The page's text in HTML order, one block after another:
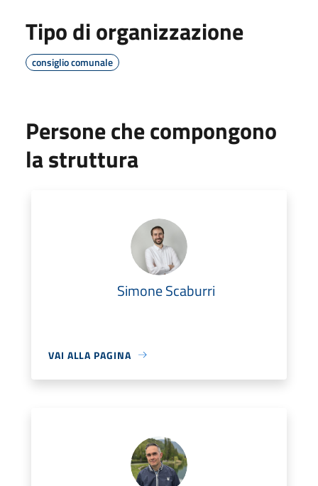
Tipo di organizzazione
consiglio comunale
Persone che compongono
la struttura
Simone Scaburri
VAI ALLA PAGINA